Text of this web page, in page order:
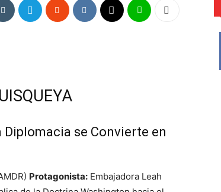
Diplomacia se Convierte en
Protagonista: Embajadora Leah